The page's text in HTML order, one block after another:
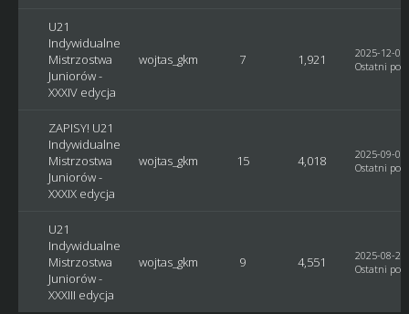
U21
Indywidualne
Mistrzostwa
Juniorów -
XXXIV edycja
wojtas_gkm 7 1,921
2025-12-
Ostatni post
ZAPISY! U21
Indywidualne
Mistrzostwa
Juniorów -
XXXIX edycja
wojtas_gkm 15 4,018
2025-09-
Ostatni post
U21
Indywidualne
Mistrzostwa
Juniorów -
XXXIII edycja
wojtas_gkm 9 4,551
2025-08-
Ostatni post